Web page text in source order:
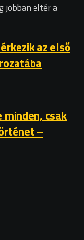
jobban eltér a
az első
csak
–